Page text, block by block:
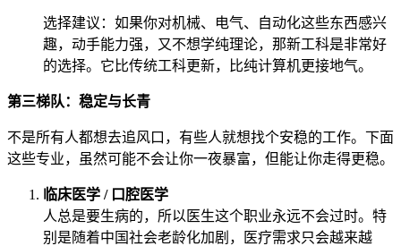
选择建议：如果你对机械、电气、自动化这些东西感兴
趣，动手能力强，又不想学纯理论，那新工科是非常好
的选择。它比传统工科更新，比纯计算机更接地气。
第三梯队：稳定与长青
不是所有人都想去追风口，有些人就想找个安稳的工作。下面
这些专业，虽然可能不会让你一夜暴富，但能让你走得更稳。
临床医学 / 口腔医学
人总是要生病的，所以医生这个职业永远不会过时。特
别是随着中国社会老龄化加剧，医疗需求只会越来越